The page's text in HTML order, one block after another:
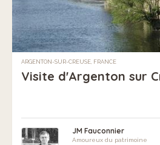
ARGENTON-SUR-CREUSE, FRANCE
Visite d'Argenton sur
JM Fauconnier
Amoureux du patrimoine